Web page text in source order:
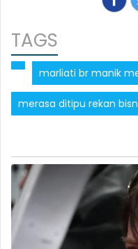
TAGS
marliati br manik
merasa ditipu rekan